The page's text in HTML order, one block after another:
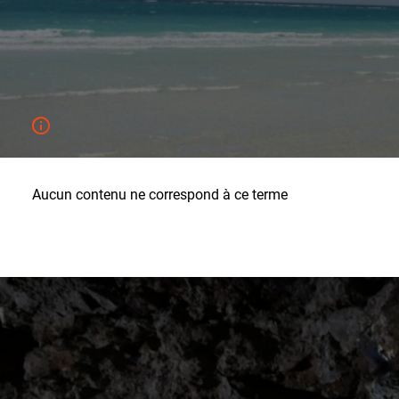
Aucun contenu ne correspond à ce terme